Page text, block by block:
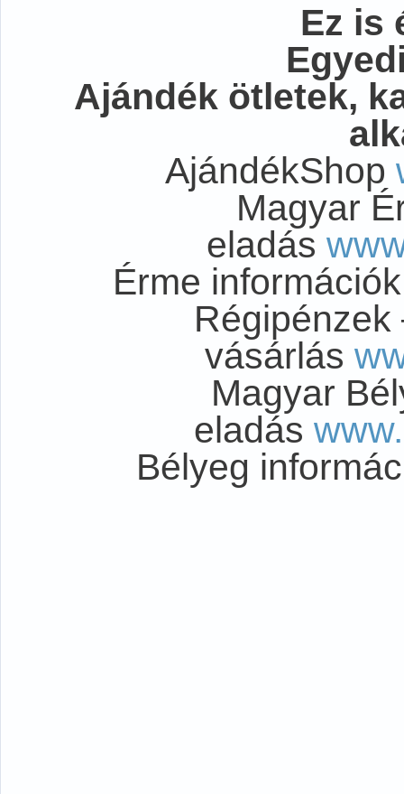
Ez is
Ajándék ötletek,
AjándékShop
Magyar
eladás
Érme
vásárlás
Magyar
eladás
Bélyeg